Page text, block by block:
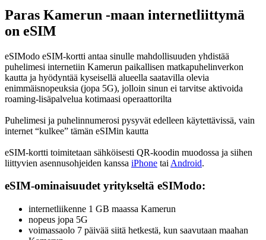
Paras Kamerun -maan internetliittymä
on eSIM
eSIModo eSIM-kortti antaa sinulle mahdollisuuden yhdistää
puhelimesi internetiin Kamerun paikallisen matkapuhelinverkon
kautta ja hyödyntää kyseisellä alueella saatavilla olevia
enimmäisnopeuksia (jopa 5G), jolloin sinun ei tarvitse aktivoida
roaming-lisäpalvelua kotimaasi operaattorilta
Puhelimesi ja puhelinnumerosi pysyvät edelleen käytettävissä, vain
internet “kulkee” tämän eSIMin kautta
eSIM-kortti toimitetaan sähköisesti QR-koodin muodossa ja siihen
liittyvien asennusohjeiden kanssa iPhone tai Android.
eSIM-ominaisuudet yritykseltä eSIModo:
internetliikenne 1 GB maassa Kamerun
nopeus jopa 5G
voimassaolo 7 päivää siitä hetkestä, kun saavutaan maahan